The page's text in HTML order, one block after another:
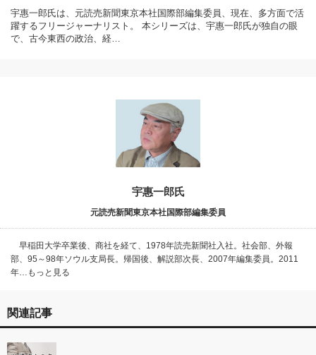
宇惠一郎氏は、元読売新聞東京本社国際部編集委員、現在、多方面で活
躍するフリージャーナリスト。 本シリーズは、宇惠一郎氏が独自の眼
で、古今東西の政治、経…
宇惠一郎氏
元読売新聞東京本社国際部編集委員
早稲田大学卒業後、商社を経て、1978年読売新聞社入社。社会部、外報
部、95～98年ソウル支局長。帰国後、解説部次長、2007年編集委員。2011
年…もっと見る
関連記事